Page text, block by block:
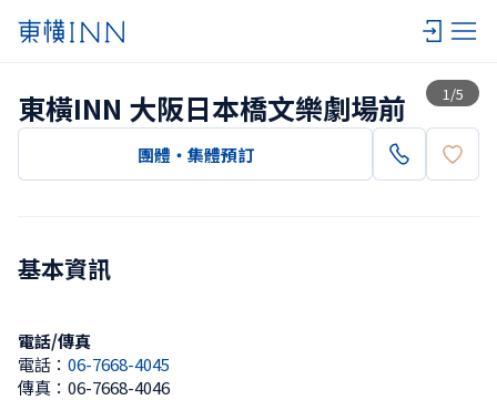
1 /5
查看一覽
東橫INN 大阪日本橋文樂劇場前
團體・集體預訂
基本資訊
電話/傳真
電話： 06-7668-4045
傳真： 06-7668-4046